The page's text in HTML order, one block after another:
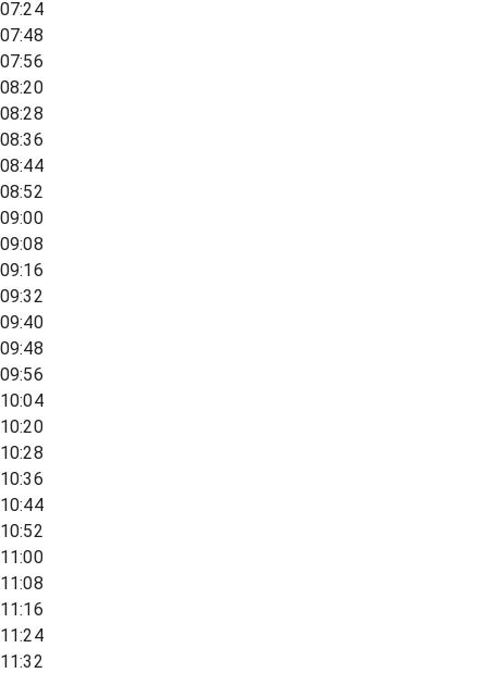
07:24
07:48
07:56
08:20
08:28
08:36
08:44
08:52
09:00
09:08
09:16
09:32
09:40
09:48
09:56
10:04
10:20
10:28
10:36
10:44
10:52
11:00
11:08
11:16
11:24
11:32